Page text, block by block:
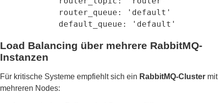
router_queue: 'default'
default_queue: 'default'
Load Balancing über mehrere RabbitMQ-
Instanzen
Für kritische Systeme empfiehlt sich ein RabbitMQ-Cluster mit
mehreren Nodes: